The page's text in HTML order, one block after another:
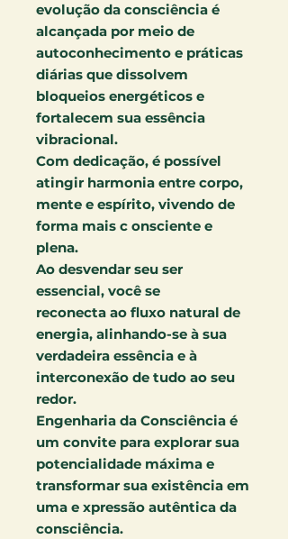
evolução da consciência é
alcançada por meio de
autoconhecimento e práticas
diárias que dissolvem
bloqueios energéticos e
fortalecem sua essência
vibracional.
Com dedicação, é possível
atingir harmonia entre corpo,
mente e espírito, vivendo de
forma mais c onsciente e
plena.
Ao desvendar seu ser
essencial, você se
reconecta ao fluxo natural de
energia, alinhando-se à sua
verdadeira essência e à
interconexão de tudo ao seu
redor.
Engenharia da Consciência é
um convite para explorar sua
potencialidade máxima e
transformar sua existência em
uma e xpressão autêntica da
consciência.